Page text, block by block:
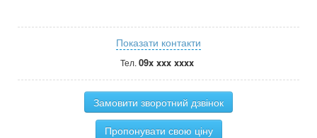
Показати контакти
Тел. 09x xxx xxxx
Замовити зворотний дзвінок
Пропонувати свою ціну